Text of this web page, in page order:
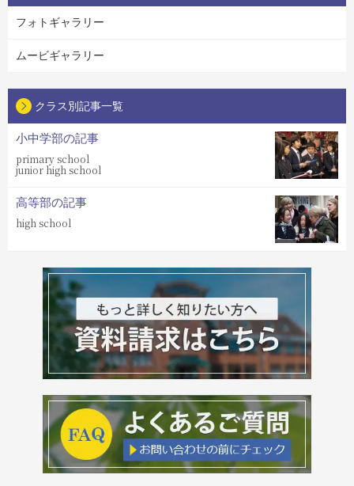
フォトギャラリー
ムービギャラリー
クラス別記事一覧
小中学部の記事
primary school
junior high school
高等部の記事
high school